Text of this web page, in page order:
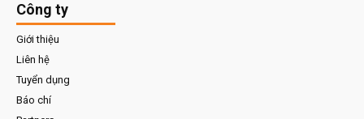
Công ty
Giới thiệu
Liên hệ
Tuyển dụng
Báo chí